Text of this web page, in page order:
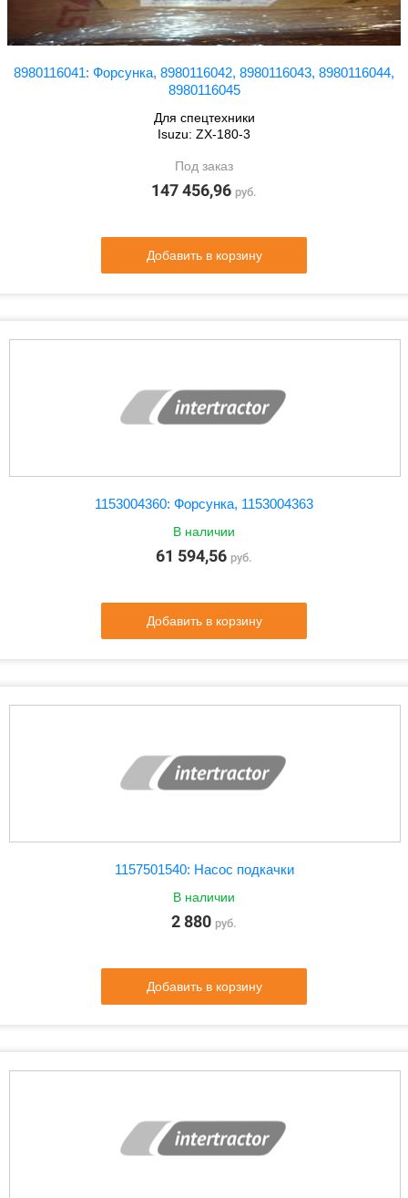
8980116041: Форсунка, 8980116042, 8980116043, 8980116044,
8980116045
Для спецтехники
Isuzu: ZX-180-3
Под заказ
147 456,96 руб.
Добавить в корзину
1153004360: Форсунка, 1153004363
В наличии
61 594,56 руб.
Добавить в корзину
1157501540: Насос подкачки
В наличии
2 880 руб.
Добавить в корзину